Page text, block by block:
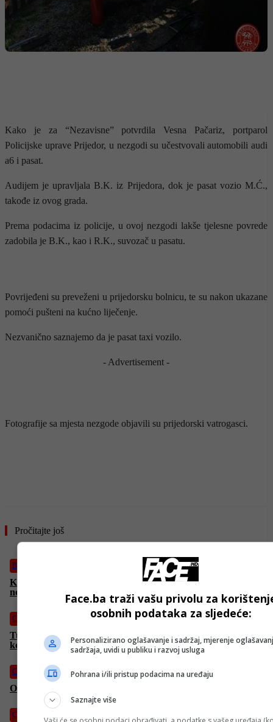
Kako je za “Nezavisne” potvrdila Vesna Pačariz, portparol
Policijske uprave Prijedor, u nezgodi su učestvovali automobili audi
a6 i pasat.
Audijem je upravljala B.K. iz Prijedora, dok je pasat vozio M.Ć.,
takođe iz ovog grada.
Prema podacima iz policije, u ovoj nezgodi lakše tjelesne povrede
zadobila je B.K., kao i R.K., suvozač u pasatu.
Povrijeđeni su preveženi u prijedorsku bolnicu, te su nakon ukazane
pomoći pušteni na kućno liječenje.
Nezvanično saznajemo da je pasat taxi vozilo.
- Advertisement -
Fotografije sa mjesta nezgode objavili su prijedorski vatrogasci.
Pročitajte još
BiH
Kineski državljanin (32) preminuo u mostarskoj bolnici nakon
nesreće na gradilištu kod Stoca
Crna hronika
Tužilaštvo KS predložilo jednomjesečni pritvor za Ajnu Đukić
koja se sumnjiči za ubistvo majke
Crna hronika
Osumnjičena za ubistvo majke u nadležnosti Tužilaštva KS
Crna hronika
Face.ba traži vašu privolu za
osobnih podataka za sljedeće:
Personalizirano oglašavanje i sadržaj, mjerenje
sadržaja, uvidi u publiku i razvoj usluga
Pohrana i/ili pristup podacima na uređaju
Saznajte više